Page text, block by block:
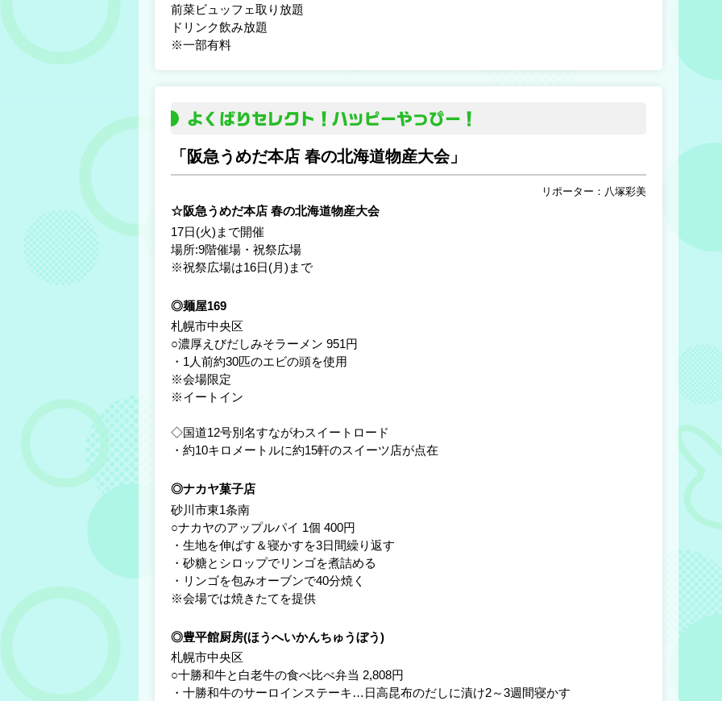
前菜ビュッフェ取り放題
ドリンク飲み放題
※一部有料
よくばりセレクト！ハッピーやっぴー！
「阪急うめだ本店 春の北海道物産大会」
リポーター：八塚彩美
☆阪急うめだ本店 春の北海道物産大会
17日(火)まで開催
場所:9階催場・祝祭広場
※祝祭広場は16日(月)まで
◎麺屋169
札幌市中央区
○濃厚えびだしみそラーメン 951円
・1人前約30匹のエビの頭を使用
※会場限定
※イートイン
◇国道12号別名すながわスイートロード
・約10キロメートルに約15軒のスイーツ店が点在
◎ナカヤ菓子店
砂川市東1条南
○ナカヤのアップルパイ 1個 400円
・生地を伸ばす＆寝かすを3日間繰り返す
・砂糖とシロップでリンゴを煮詰める
・リンゴを包みオーブンで40分焼く
※会場では焼きたてを提供
◎豊平館厨房(ほうへいかんちゅうぼう)
札幌市中央区
○十勝和牛と白老牛の食べ比べ弁当 2,808円
・十勝和牛のサーロインステーキ…日高昆布のだしに漬け2～3週間寝かす